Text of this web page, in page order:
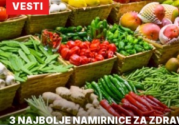
VESTI
3 NAJBOLJE NAMIRNICE ZA